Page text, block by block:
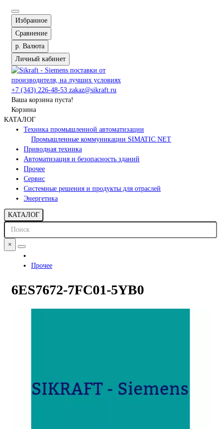
Избранное
Сравнение
р. Валюта
Личный кабинет
+7 (343) 226-48-53 zakaz@sikraft.ru
Ваша корзина пуста!
Корзина
КАТАЛОГ
Техника промышленной автоматизации
Промышленные коммуникации SIMATIC NET
Приводная техника
Автоматизация и безопасность зданий
Прочее
Сервис
Системные решения и продукты для отраслей
Энергетика
КАТАЛОГ
×
Прочее
6ES7672-7FC01-5YB0